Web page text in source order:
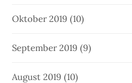
Oktober 2019 (10)
September 2019 (9)
August 2019 (10)